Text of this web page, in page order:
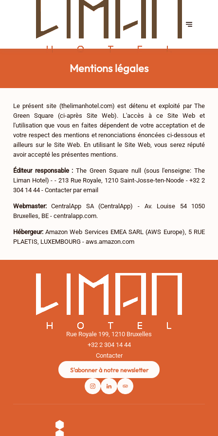
Mentions légales
Le présent site (thelimanhotel.com) est détenu et exploité par The
Green Square (ci-après Site Web). L'accès à ce Site Web et
l'utilisation que vous en faites dépendent de votre acceptation et de
votre respect des mentions et renonciations énoncées ci-dessous et
ailleurs sur le Site Web. En utilisant le Site Web, vous serez réputé
avoir accepté les présentes mentions.
Éditeur responsable : The Green Square null (sous l'enseigne: The
Liman Hotel) - - 213 Rue Royale, 1210 Saint-Josse-ten-Noode - +32 2
304 14 44 - Contacter par email
Webmaster:CentralApp SA (CentralApp) - Av. Louise 54 1050
Bruxelles, BE - centralapp.com.
Hébergeur:Amazon Web Services EMEA SARL (AWS Europe), 5 RUE
PLAETIS, LUXEMBOURG - aws.amazon.com
Rue Royale 199, 1210 Bruxelles
+32 2 304 14 44
Contacter
S'abonner à notre newsletter